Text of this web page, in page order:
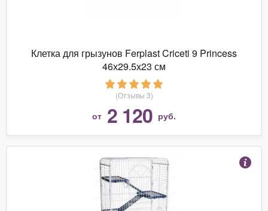
Клетка для грызунов Ferplast Criceti 9 Princess
46х29.5х23 см
(Отзывы 3)
от 2 120 руб.